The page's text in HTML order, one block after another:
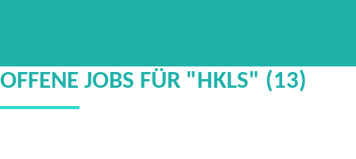
OFFENE JOBS FÜR "HKLS" (13)